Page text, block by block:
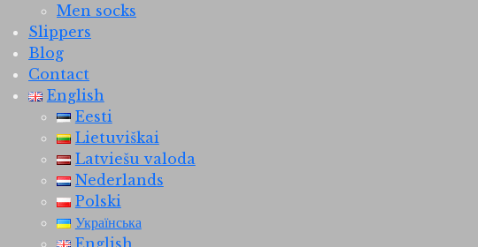
Men socks
Slippers
Blog
Contact
English
Eesti
Lietuviškai
Latviešu valoda
Nederlands
Polski
Українська
English